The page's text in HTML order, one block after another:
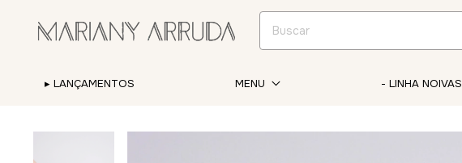
▸ LANÇAMENTOS MENU - LINHA NOIVAS